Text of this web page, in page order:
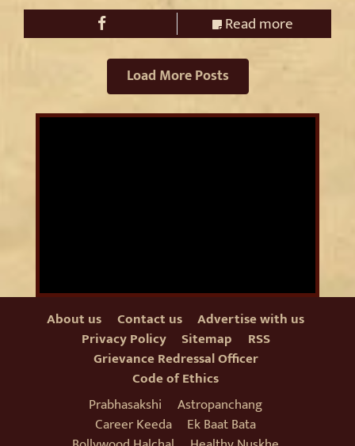
Read more
Load More Posts
About us Contact us
Advertise with us
Privacy Policy
Sitemap
RSS
Grievance Redressal Officer
Code of Ethics
Prabhasakshi
Astropanchang
Career Keeda
Ek Baat Bata